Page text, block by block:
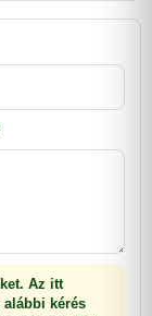
Az itt
kérés